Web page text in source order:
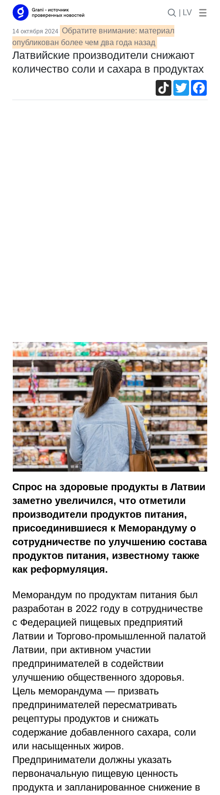
| LV
14 октября 2024 Обратите внимание: материал
опубликован более чем два года назад
Латвийские производители снижают
количество соли и сахара в продуктах
TikTokTwitter
Спрос на здоровые продукты в Латвии
заметно увеличился, что отметили
производители продуктов питания,
присоединившиеся к Меморандуму о
сотрудничестве по улучшению состава
продуктов питания, известному также
как реформуляция.
Меморандум по продуктам питания был
разработан в 2022 году в сотрудничестве
с Федерацией пищевых предприятий
Латвии и Торгово-промышленной палатой
Латвии, при активном участии
предпринимателей в содействии
улучшению общественного здоровья.
Цель меморандума — призвать
предпринимателей пересматривать
рецептуры продуктов и снижать
содержание добавленного сахара, соли
или насыщенных жиров.
Предприниматели должны указать
первоначальную пищевую ценность
продукта и запланированное снижение в